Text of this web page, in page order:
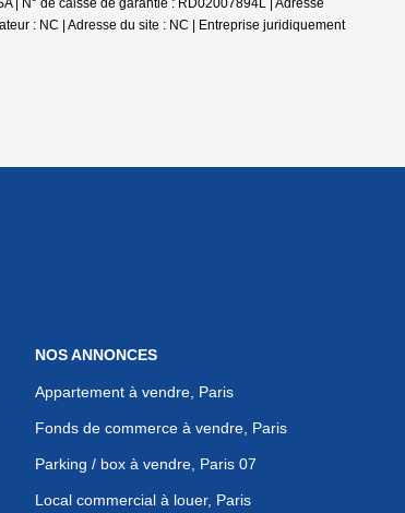
| N° de caisse de garantie : RD02007894L | Adresse
: NC | Adresse du site : NC |
Entreprise juridiquement
NOS ANNONCES
Appartement à vendre, Paris
Fonds de commerce à vendre, Paris
Parking / box à vendre, Paris 07
Local commercial à louer, Paris